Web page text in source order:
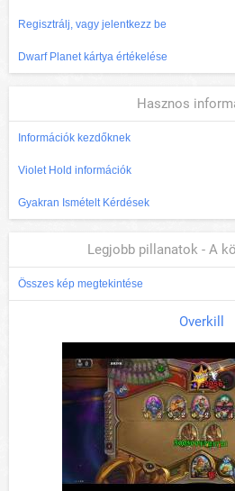
Regisztrálj, vagy jelentkezz be
Dwarf Planet kártya értékelése
Hasznos
Információk kezdőknek
Violet Hold információk
Gyakran Ismételt Kérdések
Legjobb pillanatok - A
Összes kép megtekintése
Overkill